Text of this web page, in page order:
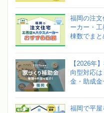
福岡の注
ーカー・
棟数でまと
【2026年
向型対応
金・助成金
福岡で平屋